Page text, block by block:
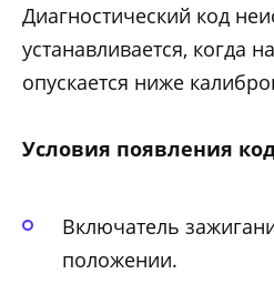
Диагностический код
устанавливается, когда
опускается ниже
Условия появления
Включатель
положении.